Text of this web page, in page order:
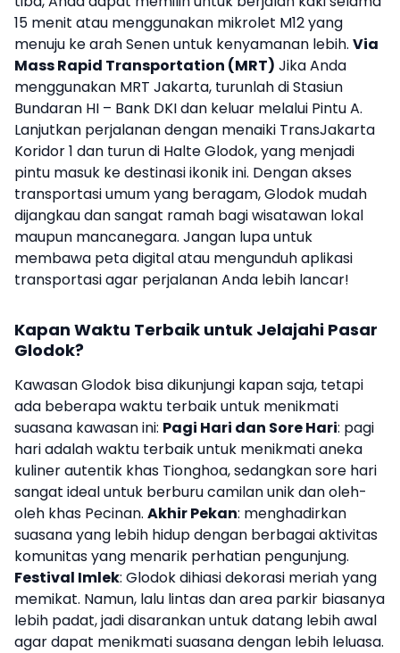
15 menit atau menggunakan mikrolet M12 yang
menuju ke arah Senen untuk kenyamanan lebih. Via
Mass Rapid Transportation (MRT) Jika Anda
menggunakan MRT Jakarta, turunlah di Stasiun
Bundaran HI – Bank DKI dan keluar melalui Pintu A.
Lanjutkan perjalanan dengan menaiki TransJakarta
Koridor 1 dan turun di Halte Glodok, yang menjadi
pintu masuk ke destinasi ikonik ini. Dengan akses
transportasi umum yang beragam, Glodok mudah
dijangkau dan sangat ramah bagi wisatawan lokal
maupun mancanegara. Jangan lupa untuk
membawa peta digital atau mengunduh aplikasi
transportasi agar perjalanan Anda lebih lancar!
Kapan Waktu Terbaik untuk Jelajahi Pasar
Glodok?
Kawasan Glodok bisa dikunjungi kapan saja, tetapi
ada beberapa waktu terbaik untuk menikmati
suasana kawasan ini: Pagi Hari dan Sore Hari: pagi
hari adalah waktu terbaik untuk menikmati aneka
kuliner autentik khas Tionghoa, sedangkan sore hari
sangat ideal untuk berburu camilan unik dan oleh-
oleh khas Pecinan. Akhir Pekan: menghadirkan
suasana yang lebih hidup dengan berbagai aktivitas
komunitas yang menarik perhatian pengunjung.
Festival Imlek: Glodok dihiasi dekorasi meriah yang
memikat. Namun, lalu lintas dan area parkir biasanya
lebih padat, jadi disarankan untuk datang lebih awal
agar dapat menikmati suasana dengan lebih leluasa.